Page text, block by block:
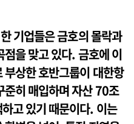
기업들은 금호의 몰락과
을 맞고 있다. 금호에 이
상한 호반그룹이 대한항
준히 매입하며 자산 70조
고 있기 때문이다. 이는